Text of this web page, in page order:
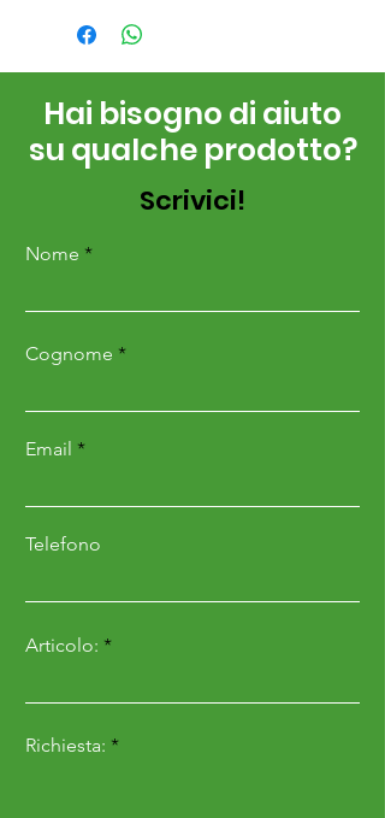
Hai bisogno di aiuto
su qualche prodotto?
Scrivici!
Nome
Cognome
Email
Telefono
Articolo:
Richiesta: